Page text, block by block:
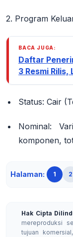
2. Program
BACA JUGA:
Daftar
3 Resmi
Status: Cair
Nominal:
komponen,
Halaman: 1 2
Hak Cipta
mereproduksi
tujuan